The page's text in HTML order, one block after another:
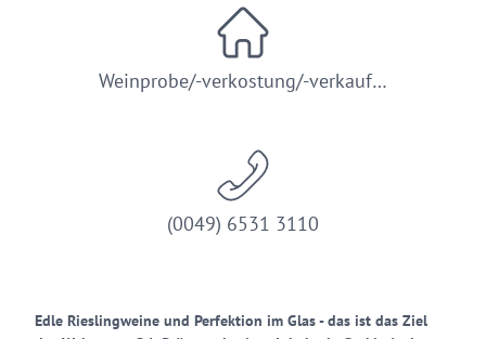
Weinprobe/-verkostung/-verkauf…
(0049) 6531 3110
Edle Rieslingweine und Perfektion im Glas - das ist das Ziel